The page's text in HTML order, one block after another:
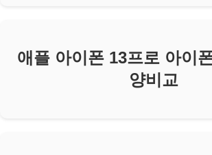
애플 아이폰 13프로 아이
양비교